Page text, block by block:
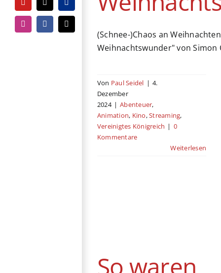
YouTubeTiktokPayPal
InstagramFacebook
E-
Mail
(Schnee-)Chaos an
Weihnachtswunder" von Simon
Von Paul Seidel | 4.
Dezember
2024 | Abenteuer,
Animation, Kino,Streaming,
Vereinigtes Königreich | 0
Kommentare
Weiterlesen
So waren